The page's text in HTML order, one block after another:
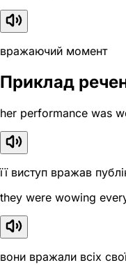
вражаючий момент
Приклад
her performance was
її виступ вражав
they were wowing
вони вражали всіх